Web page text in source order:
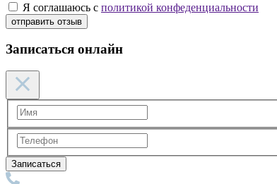
Я соглашаюсь с политикой конфеденциальности
отправить отзыв
Записаться онлайн
Записаться